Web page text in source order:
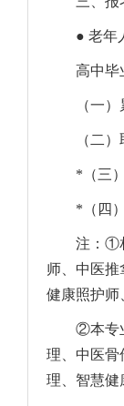
● 老年
高中毕
（一
（二
*（三
*（四
注：①
师、中医
健康照护师
②本专
理、中医骨
理、智慧健